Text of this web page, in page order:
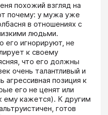
похожий взгляд на
почему: у мужа уже
в отношениях с
людьми.
его игнорируют, не
к своему
что его должны
очень талантливый и
агрессивная позиция к
его не ценят или
ему кажется). К другим
готов